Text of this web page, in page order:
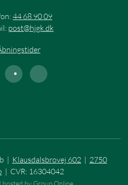
44 68 90 09
post@hjgk.dk
| Klausdalsbrovej 602 | 2750
| CVR: 16304042
hosted by Group Online